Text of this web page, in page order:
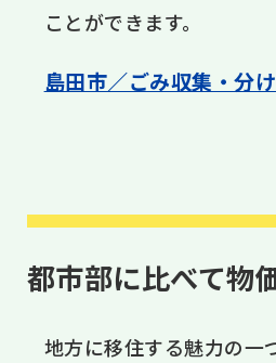
ことができます。
島田市／ごみ収集・分
都市部に比べて物
地方に移住する魅力の一